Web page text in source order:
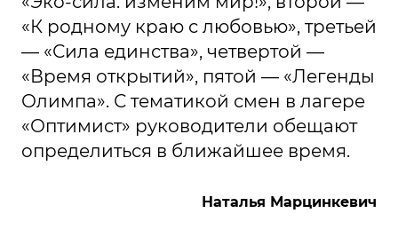
«К родному краю с любовью», третьей
— «Сила единства», четвертой —
«Время открытий», пятой — «Легенды
Олимпа». С тематикой смен в лагере
«Оптимист» руководители обещают
определиться в ближайшее время.
Наталья Марцинкевич